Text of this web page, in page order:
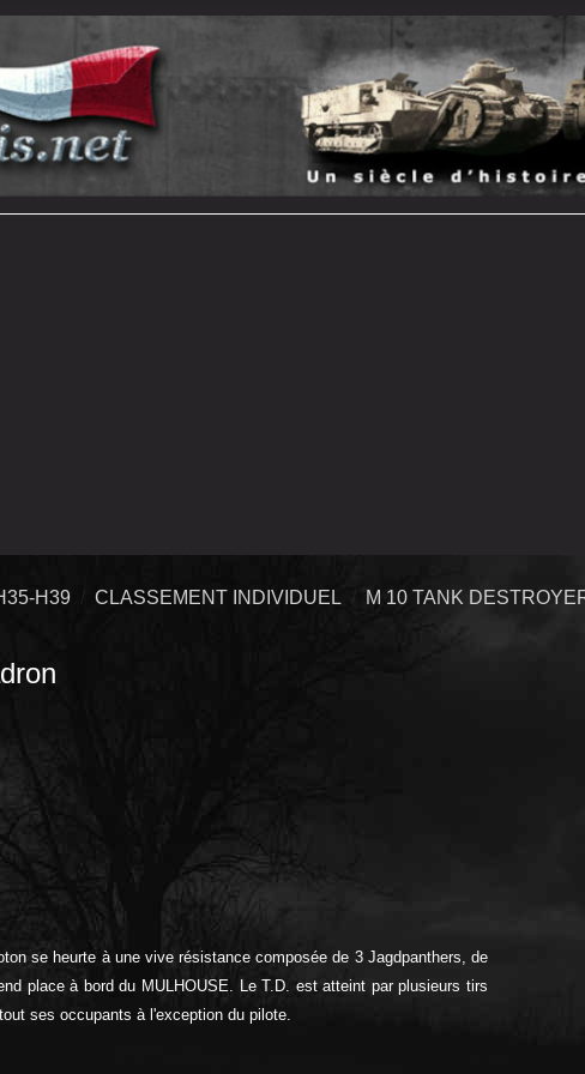
H39 CLASSEMENT INDIVIDUEL M 10 TANK
se heurte à une vive résistance composée de 3 Jagdpanthers, de
place à bord du MULHOUSE. Le T.D. est atteint par plusieurs tirs
ses occupants à l'exception du pilote.